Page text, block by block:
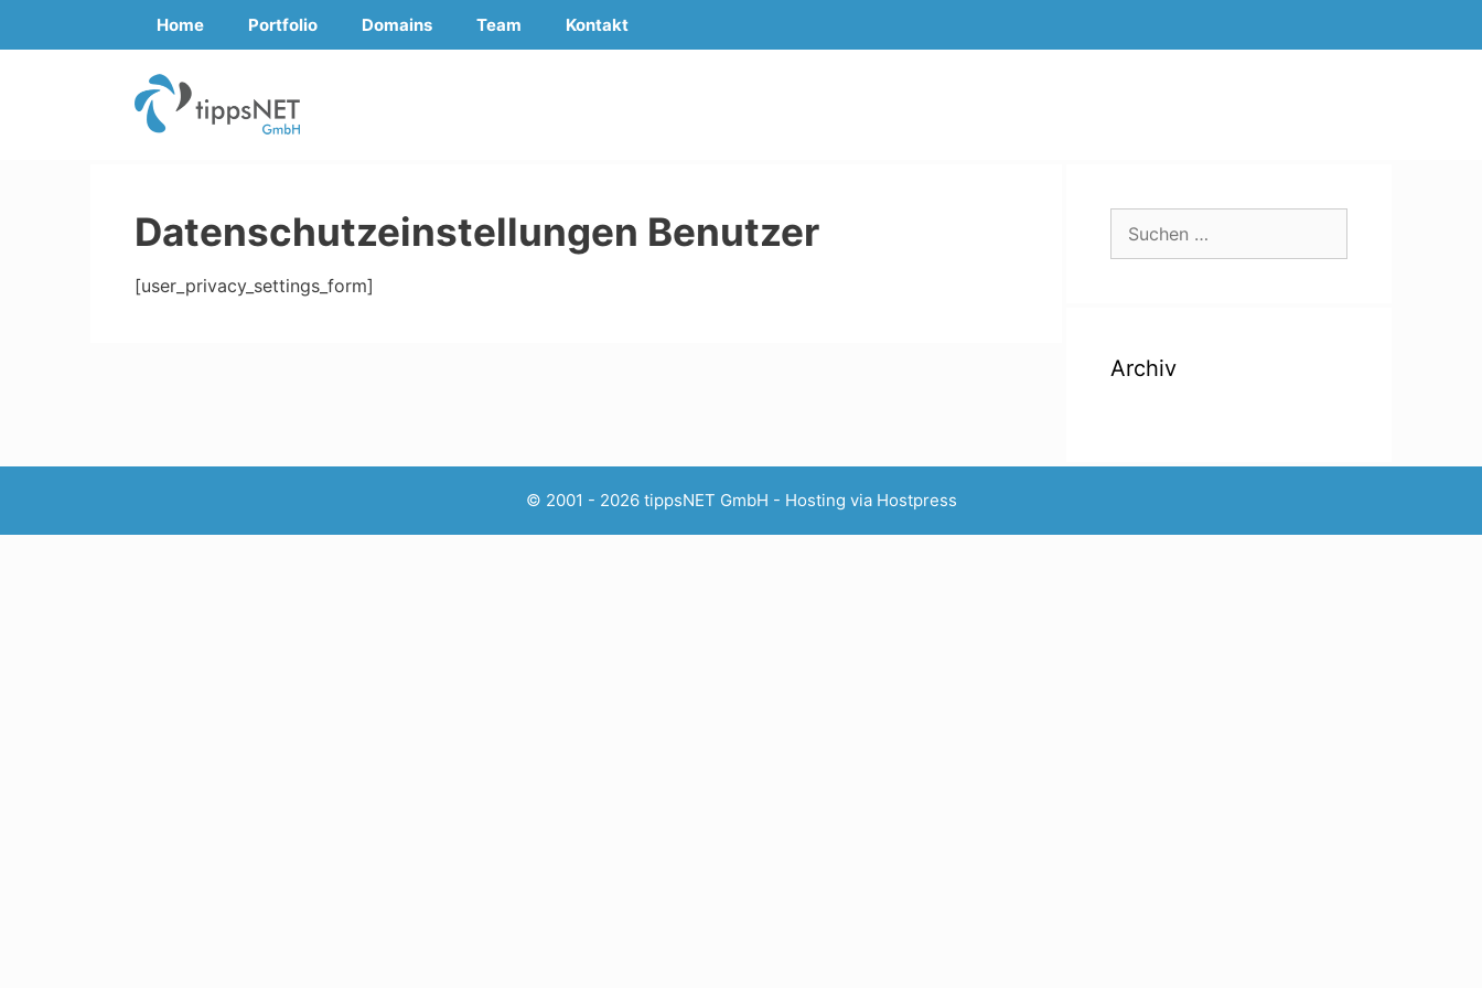
Home Portfolio Domains Team Kontakt
Datenschutzeinstellungen Benutzer
[user_privacy_settings_form]
nach:
Archiv
© 2001 - 2026 tippsNET GmbH - Hosting via Hostpress